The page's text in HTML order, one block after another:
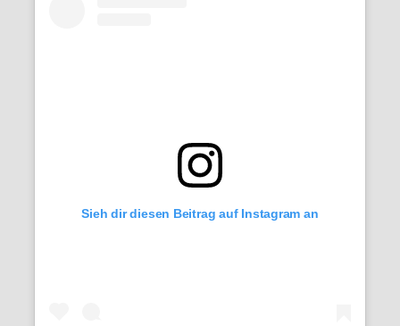
Sieh dir diesen Beitrag auf Instagram an